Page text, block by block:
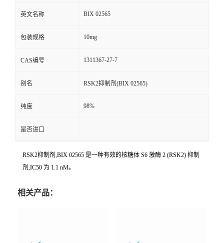
英文名称 BIX 02565
包装规格 10mg
CAS编号 1311367-27-7
别名 RSK2抑制剂(BIX 02565)
纯度 98%
是否进口
RSK2抑制剂,BIX 02565 是一种有效的核糖体 S6 激酶 2 (RSK2) 抑制
剂,IC50 为 1.1 nM。
相关产品：